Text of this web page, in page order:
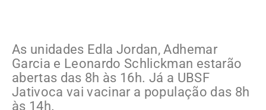
As unidades Edla Jordan, Adhemar
Garcia e Leonardo Schlickman estarão
abertas das 8h às 16h. Já a UBSF
Jativoca vai vacinar a população das 8h
às 14h.